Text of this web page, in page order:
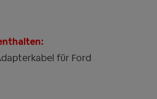
für Ford